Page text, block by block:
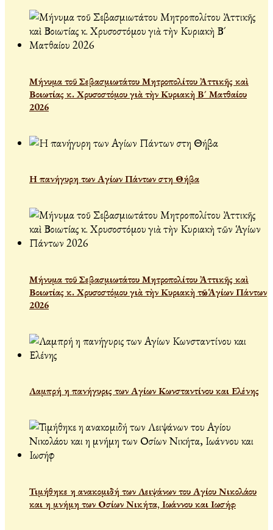
Μήνυμα τοῦ Σεβασμιωτάτου Μητροπολίτου Ἀττικῆς καὶ
Βοιωτίας κ. Χρυσοστόμου γιὰ τὴν Κυριακὴ Β´ Ματθαίου
2026
Η πανήγυρη των Αγίων Πάντων στη Θήβα
Μήνυμα τοῦ Σεβασμιωτάτου Μητροπολίτου Ἀττικῆς καὶ
Βοιωτίας κ. Χρυσοστόμου γιὰ τὴν Κυριακὴ τῶν Ἁγίων Πάντων
2026
Λαμπρή η πανήγυρις των Αγίων Κωνσταντίνου και Ελένης
Τιμήθηκε η ανακομιδή των Λειψάνων του Αγίου Νικολάου
και η μνήμη των Οσίων Νικήτα, Ιωάννου και Ιωσήφ